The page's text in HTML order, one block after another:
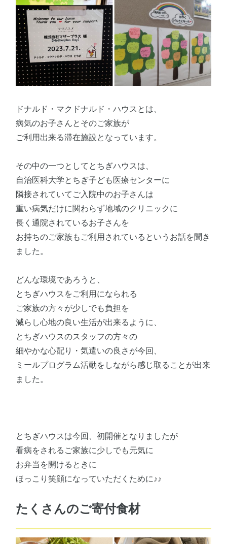
ドナルド・マクドナルド・ハウスとは、
病気のお子さんとそのご家族が
ご利用出来る滞在施設となっています。
その中の一つとしてとちぎハウスは、
自治医科大学とちぎ子ども医療センターに
隣接されていてご入院中のお子さんは
重い病気だけに関わらず地域のクリニックに
長く通院されているお子さんを
お持ちのご家族もご利用されているというお話を聞き
ました。
どんな環境であろうと、
とちぎハウスをご利用になられる
ご家族の方々が少しでも負担を
減らし心地の良い生活が出来るように、
とちぎハウスのスタッフの方々の
細やかな心配り・気遣いの良さが今回、
ミールプログラム活動をしながら感じ取ることが出来
ました。
とちぎハウスは今回、初開催となりましたが
看病をされるご家族に少しでも元気に
お弁当を開けるときに
ほっこり笑顔になっていただくために♪♪
たくさんのご寄付食材